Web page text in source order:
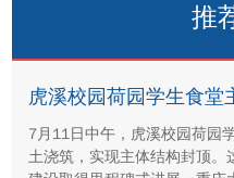
推
虎溪校园荷园学生食堂
7月11日中午，虎溪校园荷园
土浇筑，实现主体结构封顶。